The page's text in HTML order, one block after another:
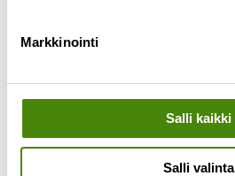
Markkinointi
Salli kaikki
Salli valinta